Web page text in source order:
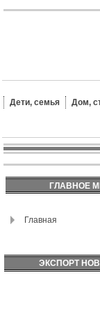
Дети, семья Дом,
ГЛАВНОЕ
Главная
ЭКСПОРТ